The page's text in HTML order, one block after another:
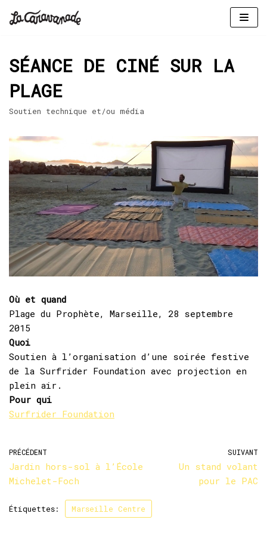
contenu
SÉANCE DE CINÉ SUR LA
PLAGE
Soutien technique et/ou média
Où et quand
Plage du Prophète, Marseille, 28 septembre
2015
Quoi
Soutien à l’organisation d’une soirée festive
de la Surfrider Foundation avec projection en
plein air.
Pour qui
Surfrider Foundation
PRÉCÉDENT
Jardin hors-sol à l’École
Michelet-Foch
SUIVANT
Un stand volant
pour le PAC
Étiquettes: Marseille Centre